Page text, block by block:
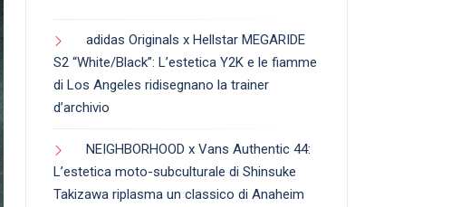
adidas Originals x Hellstar MEGARIDE
S2 “White/Black”: L’estetica Y2K e le fiamme
di Los Angeles ridisegnano la trainer
d’archivio
NEIGHBORHOOD x Vans Authentic 44:
L’estetica moto-subculturale di Shinsuke
Takizawa riplasma un classico di Anaheim